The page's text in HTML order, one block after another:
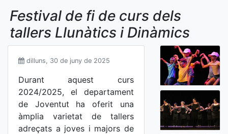
Festival de fi de curs dels
tallers Llunàtics i Dinàmics
dilluns, 30 de juny de 2025
Durant aquest curs
2024/2025, el departament
de Joventut ha oferit una
àmplia varietat de tallers
adreçats a joves i majors de